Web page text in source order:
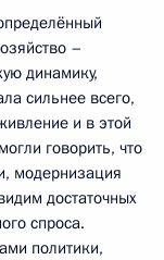
–
динамику,
сильнее всего,
и в этой
говорить, что
модернизация
достаточных
спроса.
политики,